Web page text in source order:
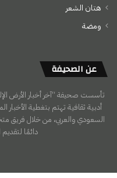
هتان الشعر
ومضة
عن الصحيفة
أدبية ثقافية تهتم بتغطية الأخبار
السعودي والعربي، من خلال فريق
دائمًا